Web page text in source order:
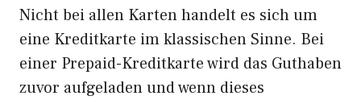
Nicht bei allen Karten handelt es sich um
eine Kreditkarte im klassischen Sinne. Bei
einer Prepaid-Kreditkarte wird das Guthaben
zuvor aufgeladen und wenn dieses